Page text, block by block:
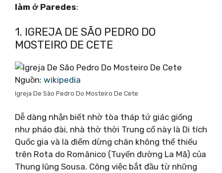
làm ở Paredes:
1. IGREJA DE SÃO PEDRO DO
MOSTEIRO DE CETE
Nguồn: wikipedia
Igreja De São Pedro Do Mosteiro De Cete
Dễ dàng nhận biết nhờ tòa tháp tứ giác giống
như pháo đài, nhà thờ thời Trung cổ này là Di tích
Quốc gia và là điểm dừng chân không thể thiếu
trên Rota do Românico (Tuyến đường La Mã) của
Thung lũng Sousa. Công việc bắt đầu từ những